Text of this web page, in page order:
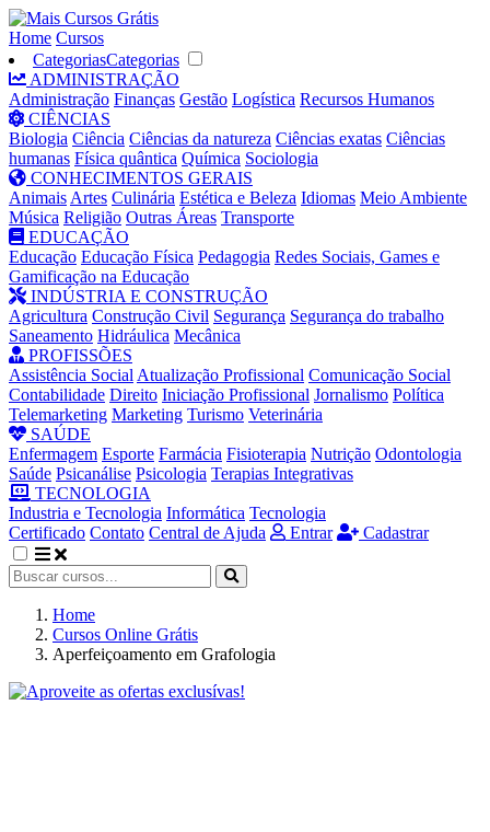
Home Cursos
CategoriasCategorias
ADMINISTRAÇÃO
Administração Finanças Gestão Logística Recursos Humanos
CIÊNCIAS
Biologia Ciência Ciências da natureza Ciências exatas Ciências
humanas Física quântica Química Sociologia
CONHECIMENTOS GERAIS
Animais Artes Culinária Estética e Beleza Idiomas Meio Ambiente
Música Religião Outras Áreas Transporte
EDUCAÇÃO
Educação Educação Física Pedagogia Redes Sociais, Games e
Gamificação na Educação
INDÚSTRIA E CONSTRUÇÃO
Agricultura Construção Civil Segurança Segurança do trabalho
Saneamento Hidráulica Mecânica
PROFISSÕES
Assistência Social Atualização Profissional Comunicação Social
Contabilidade Direito Iniciação Profissional Jornalismo Política
Telemarketing Marketing Turismo Veterinária
SAÚDE
Enfermagem Esporte Farmácia Fisioterapia Nutrição Odontologia
Saúde Psicanálise Psicologia Terapias Integrativas
TECNOLOGIA
Industria e Tecnologia Informática Tecnologia
Certificado Contato Central de Ajuda Entrar Cadastrar
Home
Cursos Online Grátis
Aperfeiçoamento em Grafologia